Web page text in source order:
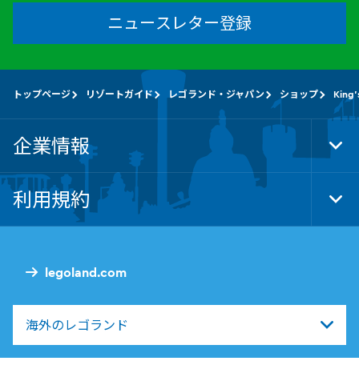
ニュースレター登録
legoland.com
海外のレゴランド
トップページ リゾートガイド レゴランド・ジャパン ショップ
企業情報
利用規約